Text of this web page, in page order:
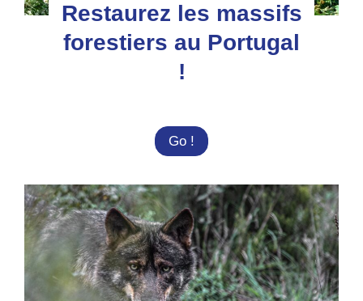
Restaurez les massifs
forestiers au Portugal
!
Go ! Restaurez
les
massifs
forestiers
au
Portugal
!